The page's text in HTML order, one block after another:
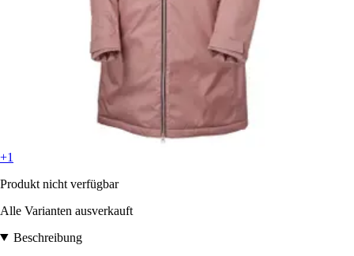
+1
Produkt nicht verfügbar
Alle Varianten ausverkauft
Beschreibung